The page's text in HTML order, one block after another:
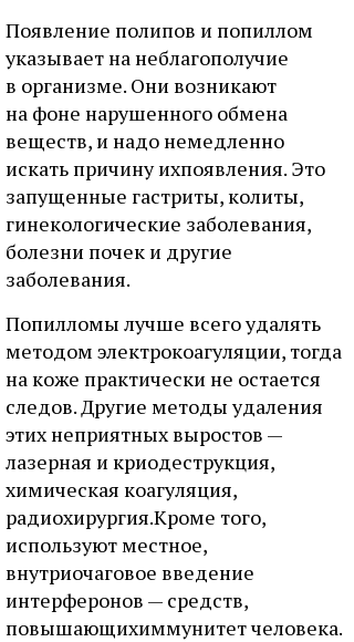
Появление полипов и попиллом
указывает на неблагополучие
в организме. Они возникают
на фоне нарушенного обмена
веществ, и надо немедленно
искать причину ихпоявления. Это
запущенные гастриты, колиты,
гинекологические заболевания,
болезни почек и другие
заболевания.
Попилломы лучше всего удалять
методом электрокоагуляции, тогда
на коже практически не остается
следов. Другие методы удаления
этих неприятных выростов —
лазерная и криодеструкция,
химическая коагуляция,
радиохирургия.Кроме того,
используют местное,
внутриочаговое введение
интерферонов — средств,
повышающихиммунитет человека.